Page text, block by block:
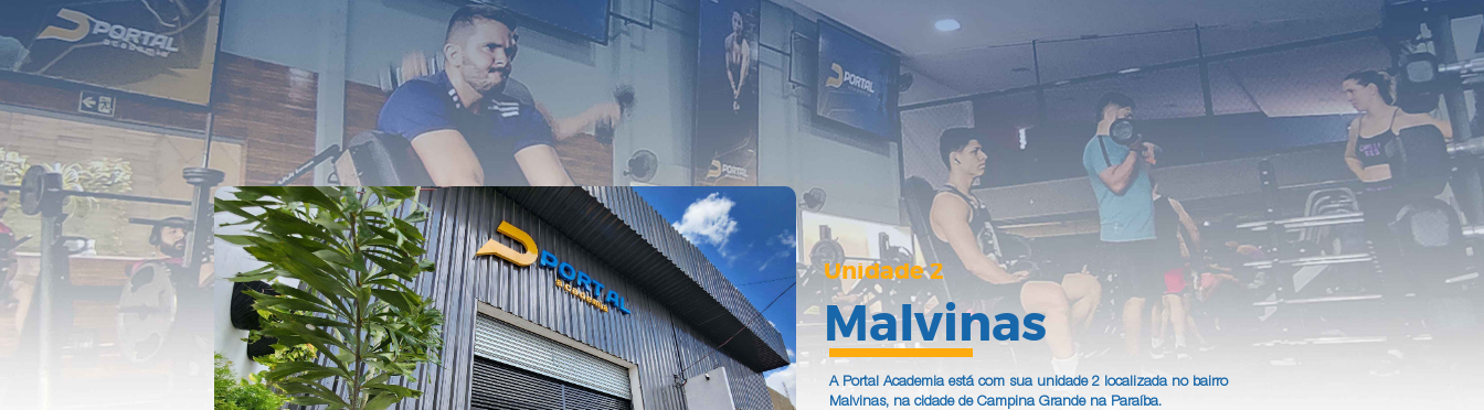
A Portal Academia está com sua unidade 2 localizada no bairro
Malvinas, na cidade de Campina Grande na Paraíba.
Unidade 2
Malvinas